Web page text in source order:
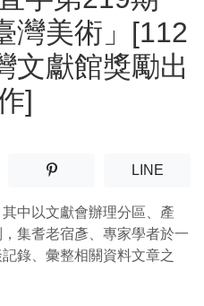
灣美術」[112
文獻館獎勵出
]
另開新視窗)
分享至噗浪(另開新視窗)
LINE(另開
中以文獻會辦理分區、產
集耆老宿彥、專家學者於一
錄、彙整相關資料文章之